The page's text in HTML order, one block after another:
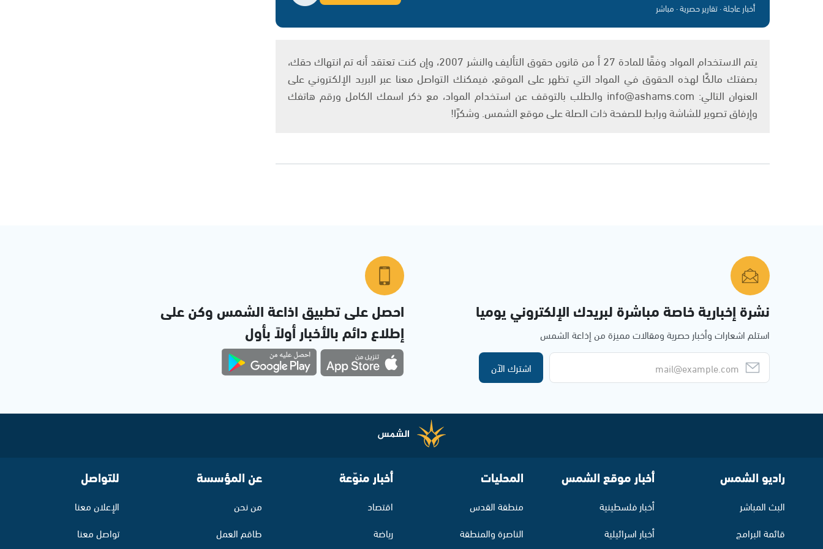
أخبار عاجلة · تقارير حصرية · مباشر
يتم الاستخدام المواد وفقًا للمادة 27 أ من قانون حقوق التأليف والنشر 2007، وإن كنت تعتقد أنه تم انتهاك حقك،
بصفتك مالكًا لهذه الحقوق في المواد التي تظهر على الموقع، فيمكنك التواصل معنا عبر البريد الإلكتروني على
العنوان التالي: info@ashams.com والطلب بالتوقف عن استخدام المواد، مع ذكر اسمك الكامل ورقم هاتفك
وإرفاق تصوير للشاشة ورابط للصفحة ذات الصلة على موقع الشمس. وشكرًا!
نشرة إخبارية خاصة مباشرة لبريدك الإلكتروني يوميا
استلم اشعارات وأخبار حصرية ومقالات مميزة من إذاعة الشمس
اشترك الآن
احصل على تطبيق اذاعة الشمس وكن على
إطلاع دائم بالأخبار أولاً بأول
راديو الشمس
البث المباشر
قائمة البرامج
أخبار موقع الشمس
أخبار فلسطينية
أخبار اسرائيلية
المحليات
منطقة القدس
الناصرة والمنطقة
أخبار منوّعة
اقتصاد
رياضة
عن المؤسسة
من نحن
طاقم العمل
للتواصل
الإعلان معنا
تواصل معنا